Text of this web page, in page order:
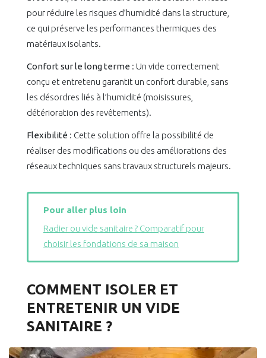
pour réduire les risques d’humidité dans la structure,
ce qui préserve les performances thermiques des
matériaux isolants.
Confort sur le long terme : Un vide correctement
conçu et entretenu garantit un confort durable, sans
les désordres liés à l’humidité (moisissures,
détérioration des revêtements).
Flexibilité : Cette solution offre la possibilité de
réaliser des modifications ou des améliorations des
réseaux techniques sans travaux structurels majeurs.
Pour aller plus loin
Radier ou vide sanitaire ? Comparatif pour
choisir les fondations de sa maison
COMMENT ISOLER ET
ENTRETENIR UN VIDE
SANITAIRE ?